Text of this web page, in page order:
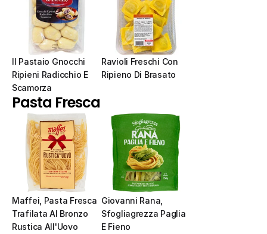
Il Pastaio Gnocchi
Ripieni Radicchio E
Scamorza
Ravioli Freschi Con
Ripieno Di Brasato
Pasta Fresca
Maffei, Pasta Fresca
Trafilata Al Bronzo
Rustica All'Uovo
Giovanni Rana,
Sfogliagrezza Paglia
E Fieno